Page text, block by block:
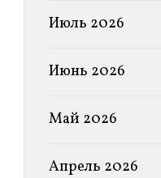
Июль 2026
Июнь 2026
Май 2026
Апрель 2026